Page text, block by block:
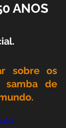
ANOS
sobre os
samba de